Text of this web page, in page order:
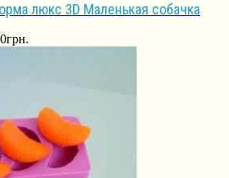
люкс 3D Маленькая собачка
грн.